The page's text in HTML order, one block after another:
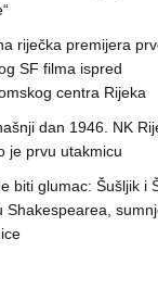
riječka premijera
SF filma ispred
centra Rijeka
dan 1946. NK
je prvu utakmicu
biti glumac: Šušljik i
Shakespearea,